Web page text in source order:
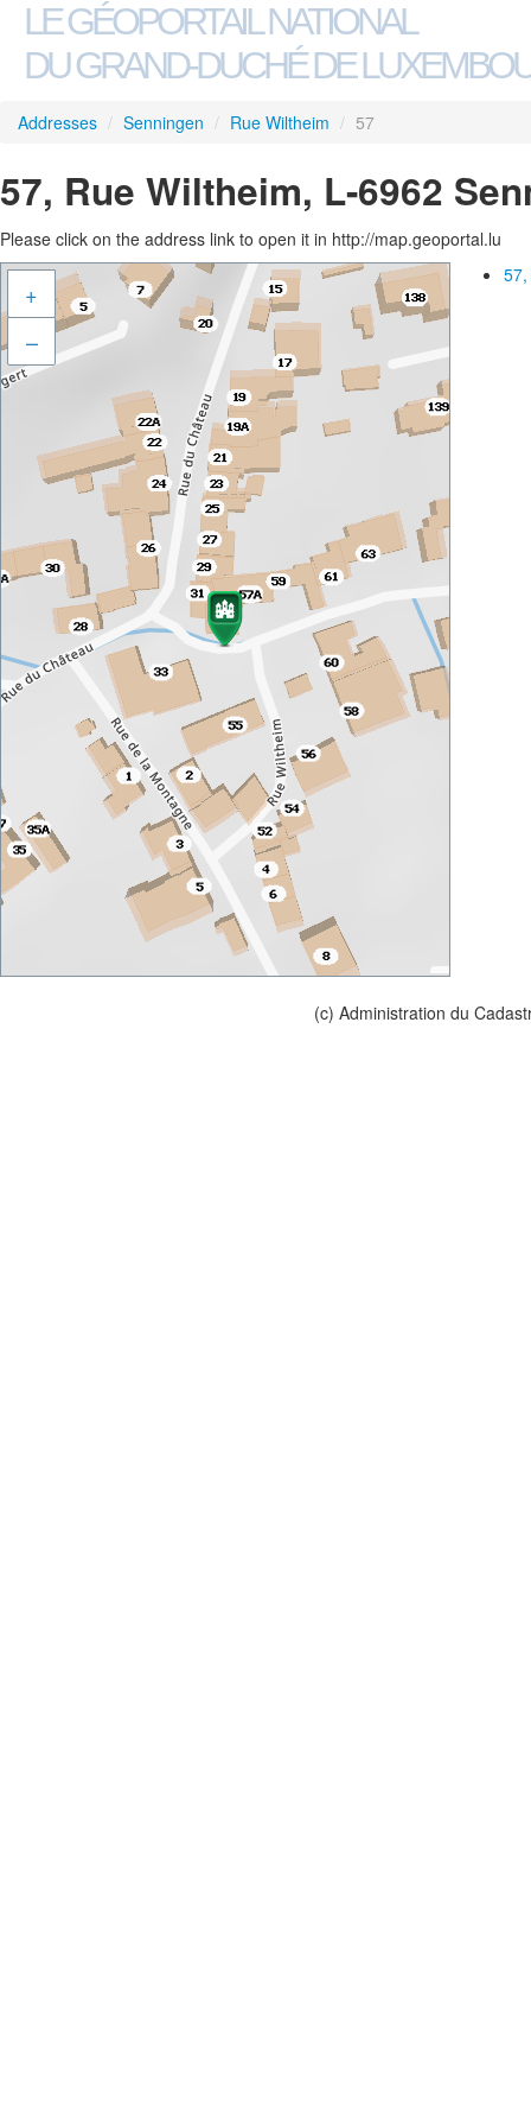
LE GÉOPORTAIL NATIONAL
DU GRAND-DUCHÉ DE
Addresses / Senningen / Rue Wiltheim / 57
57, Rue Wiltheim, L-6962
Please click on the address link to open it in http://map.geoportal.lu
+
–
(c) Administration du